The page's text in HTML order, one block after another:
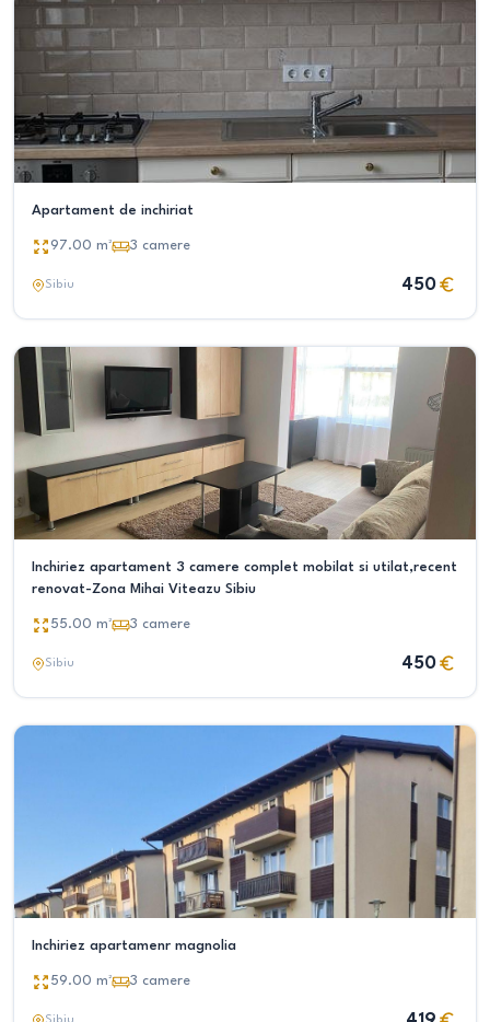
Apartament de inchiriat
97.00 m² 3 camere
Sibiu 450
Inchiriez apartament 3 camere complet mobilat si utilat,recent
renovat-Zona Mihai Viteazu Sibiu
55.00 m² 3 camere
Sibiu 450
Inchiriez apartamenr magnolia
59.00 m² 3 camere